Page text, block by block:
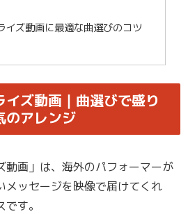
イズ動画に最適な曲選びのコツ
ズ動画｜曲選びで盛り
のアレンジ
動画」は、海外のパフォーマーが
メッセージを映像で届けてくれ
す。